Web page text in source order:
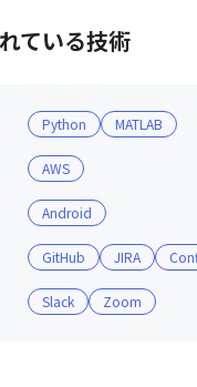
ている技術
Python MATLAB
AWS
Android
GitHub JIRA
Slack Zoom